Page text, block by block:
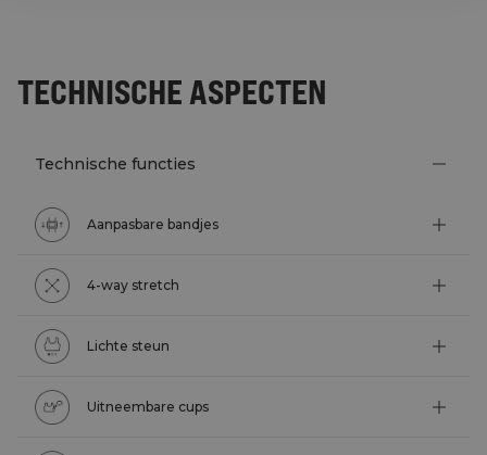
TECHNISCHE ASPECTEN
Technische functies
Aanpasbare bandjes
4-way stretch
Lichte steun
Uitneembare cups